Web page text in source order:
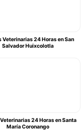
Veterinarias 24 Horas en San
Salvador Huixcolotla
24 Horas en Santa
María Coronango